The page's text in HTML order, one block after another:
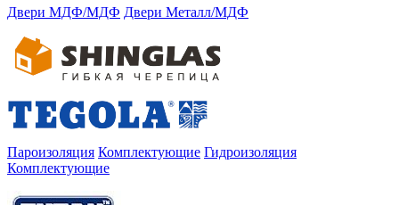
Двери МДФ/МДФ Двери Металл/МДФ
Пароизоляция Комплектующие Гидроизоляция
Комплектующие